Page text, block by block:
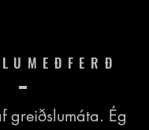
greiðslumáta. Ég